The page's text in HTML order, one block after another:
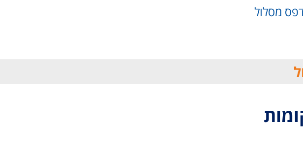
מסלול